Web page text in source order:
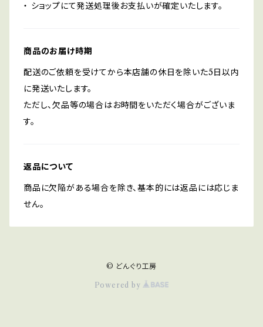
・ ショップにて発送処理後お支払いが確定いたします。
商品のお届け時期
配送のご依頼を受けてから本店舗の休日を除いた5日以内
に発送いたします。
ただし、欠品等の場合はお時間をいただく場合がございま
す。
返品について
商品に欠陥がある場合を除き、基本的には返品には応じま
せん。
© どんぐり工房
Powered by